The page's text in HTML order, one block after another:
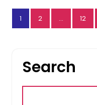
Posts
pagination
1 2 … 12
Search